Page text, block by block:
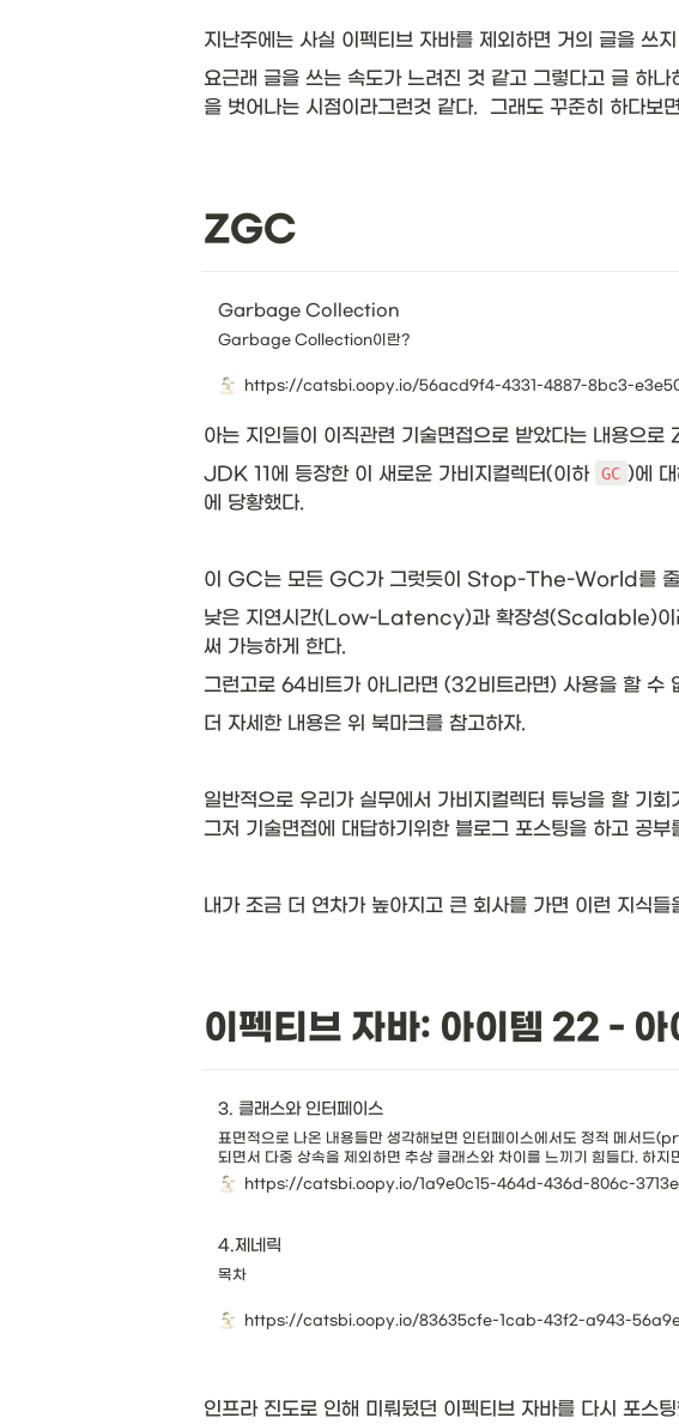
지난주에는 사실 이펙티브 자바를 제외하면 거의 글을 쓰
요근래 글을 쓰는 속도가 느려진 것 같고 그렇다고 글 하
을 벗어나는 시점이라그런것 같다.  그래도 꾸준히 하다보
ZGC
Garbage Collection
Garbage Collection이란?
https://catsbi.oopy.io/56acd9f4-4331-4887-8bc3-
아는 지인들이 이직관련 기술면접으로 받았다는 내용으
JDK 11에 등장한 이 새로운 가비지컬렉터(이하 GC )에
에 당황했다.
이 GC는 모든 GC가 그럿듯이 Stop-The-World를 줄
낮은 지연시간(Low-Latency)과 확장성(Scalable)이라
써 가능하게 한다.
그런고로 64비트가 아니라면 (32비트라면) 사용을 할 수
더 자세한 내용은 위 북마크를 참고하자.
일반적으로 우리가 실무에서 가비지컬렉터 튜닝을 할 기
그저 기술면접에 대답하기위한 블로그 포스팅을 하고 공
내가 조금 더 연차가 높아지고 큰 회사를 가면 이런 지식
이펙티브 자바: 아이템 22 -
3. 클래스와 인터페이스
표면적으로 나온 내용들만 생각해보면 인터페이스에서도 정적 메서드
되면서 다중 상속을 제외하면 추상 클래스와 차이를 느끼기 힘들다. 하
야 할 이유가 된다. 다중상속이 안되는 추상 클래스는 해당 클래스를 구
스가 되어야 한다는 점이다.
4.제네릭
목차
https://catsbi.oopy.io/83635cfe-1cab-43f2-a943-
인프라 진도로 인해 미뤄뒀던 이펙티브 자바를 다시 포스